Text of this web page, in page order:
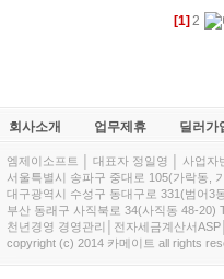
[1] 2
회사소개 업무제휴 딜러가
엠제이소프트 │ 대표자 정일영 │ 사업
서울특별시 송파구 중대로 105(가락동,
대구광역시 수성구 동대구로 331(범어3
부산 동래구 사직북로 34(사직동 48-20)
천년경영 경영관리│전자세금계산서
copyright (c) 2014 카메이트 all rights